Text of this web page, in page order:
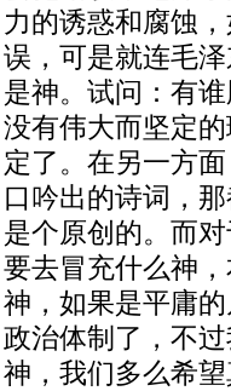
力的诱惑和腐蚀
误，可是就连毛
是神。试问：有
没有伟大而坚定
定了。在另一方
口吟出的诗词，
是个原创的。而
要去冒充什么神
神，如果是平庸
政治体制了，不
神，我们多么希